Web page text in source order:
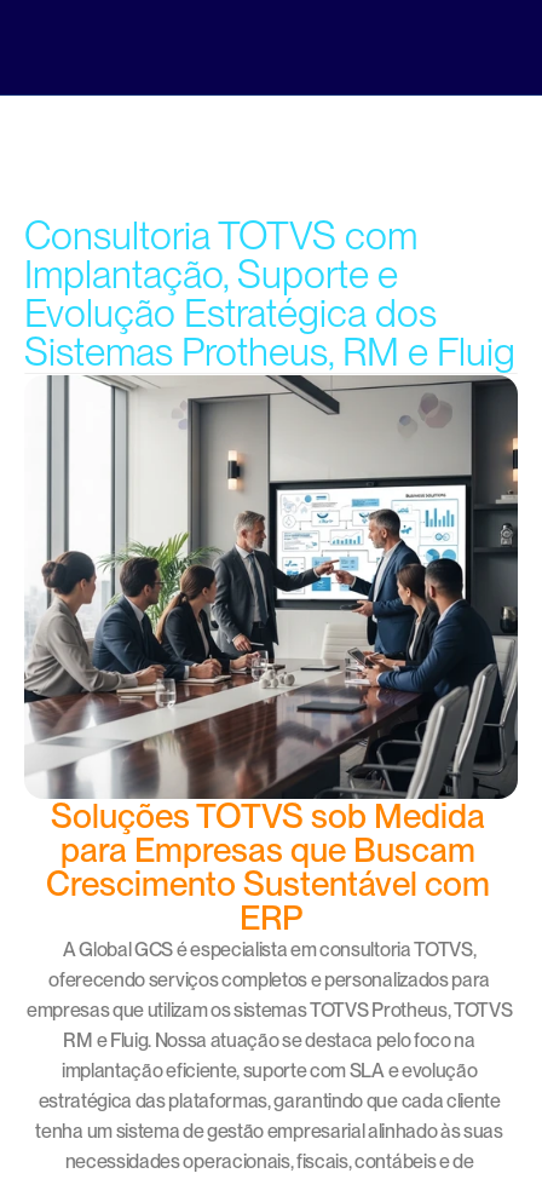
Consultoria TOTVS com
Implantação, Suporte e
Evolução Estratégica dos
Sistemas Protheus, RM e Fluig
Soluções TOTVS sob Medida
para Empresas que Buscam
Crescimento Sustentável com
ERP
A Global GCS é especialista em consultoria TOTVS,
oferecendo serviços completos e personalizados para
empresas que utilizam os sistemas TOTVS Protheus, TOTVS
RM e Fluig. Nossa atuação se destaca pelo foco na
implantação eficiente, suporte com SLA e evolução
estratégica das plataformas, garantindo que cada cliente
tenha um sistema de gestão empresarial alinhado às suas
necessidades operacionais, fiscais, contábeis e de